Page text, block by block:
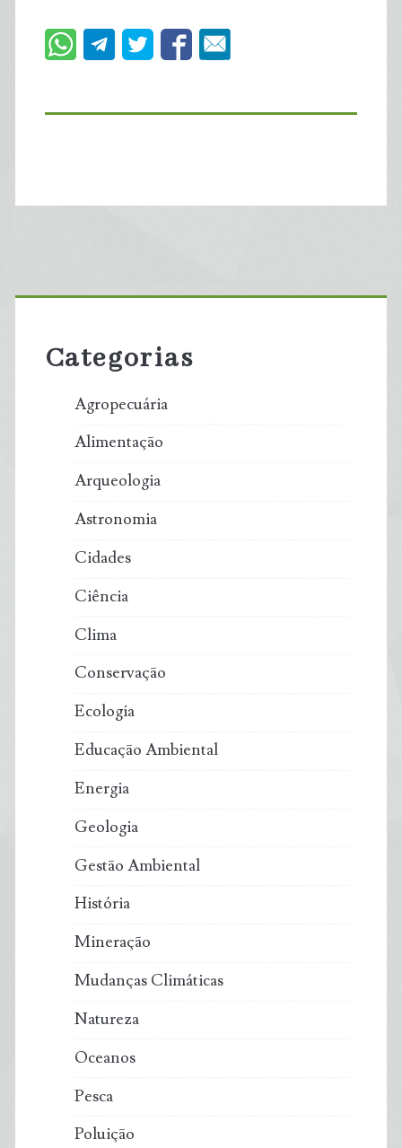
Primary
Sidebar
Categorias
Agropecuária
Alimentação
Arqueologia
Astronomia
Cidades
Ciência
Clima
Conservação
Ecologia
Educação Ambiental
Energia
Geologia
Gestão Ambiental
História
Mineração
Mudanças Climáticas
Natureza
Oceanos
Pesca
Poluição